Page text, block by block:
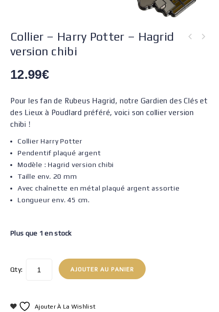
Collier – Harry Potter – Hagrid
version chibi
12.99€
Pour les fan de Rubeus Hagrid, notre Gardien des Clés et
des Lieux à Poudlard préféré, voici son collier version
chibi !
Collier Harry Potter
Pendentif plaqué argent
Modèle : Hagrid version chibi
Taille env. 20 mm
Avec chaînette en métal plaqué argent assortie
Longueur env. 45 cm.
Plus que 1 en stock
Qty: AJOUTER AU PANIER
Ajouter À La Wishlist